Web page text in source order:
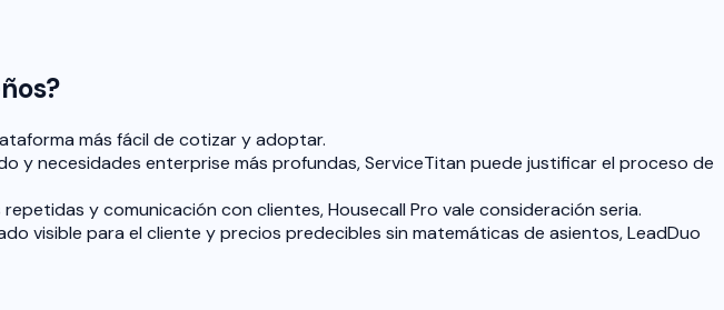
más fácil de cotizar y adoptar.
y necesidades enterprise más profundas, ServiceTitan puede justificar el proceso de
y comunicación con clientes, Housecall Pro vale consideración seria.
visible para el cliente y precios predecibles sin matemáticas de asientos, LeadDuo